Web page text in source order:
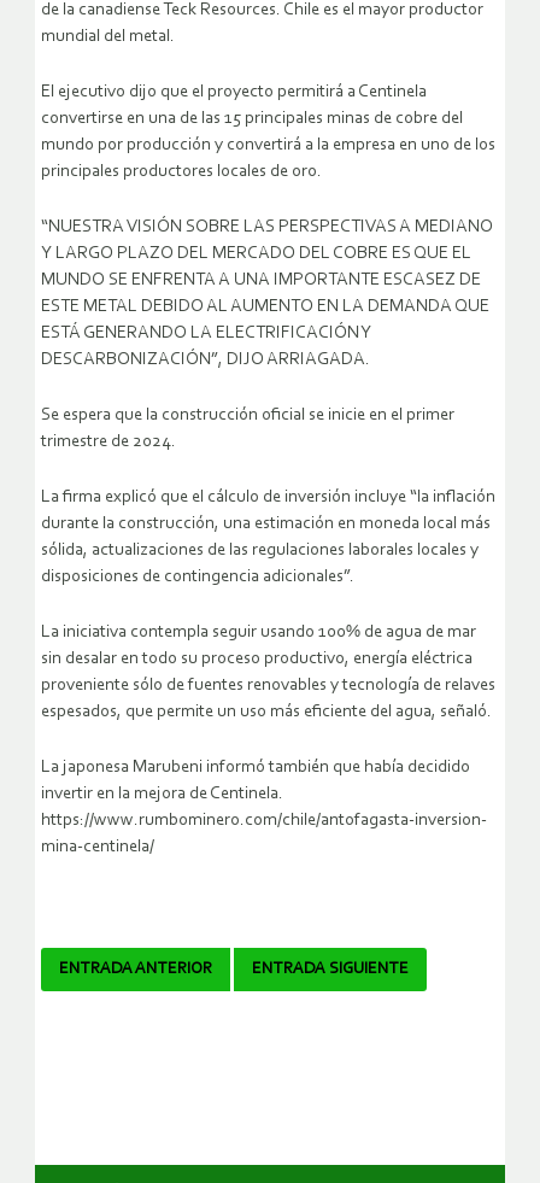
de la canadiense Teck Resources. Chile es el mayor productor
mundial del metal.
El ejecutivo dijo que el proyecto permitirá a Centinela
convertirse en una de las 15 principales minas de cobre del
mundo por producción y convertirá a la empresa en uno de los
principales productores locales de oro.
“NUESTRA VISIÓN SOBRE LAS PERSPECTIVAS A MEDIANO
Y LARGO PLAZO DEL MERCADO DEL COBRE ES QUE EL
MUNDO SE ENFRENTA A UNA IMPORTANTE ESCASEZ DE
ESTE METAL DEBIDO AL AUMENTO EN LA DEMANDA QUE
ESTÁ GENERANDO LA ELECTRIFICACIÓN Y
DESCARBONIZACIÓN”, DIJO ARRIAGADA.
Se espera que la construcción oficial se inicie en el primer
trimestre de 2024.
La firma explicó que el cálculo de inversión incluye “la inflación
durante la construcción, una estimación en moneda local más
sólida, actualizaciones de las regulaciones laborales locales y
disposiciones de contingencia adicionales”.
La iniciativa contempla seguir usando 100% de agua de mar
sin desalar en todo su proceso productivo, energía eléctrica
proveniente sólo de fuentes renovables y tecnología de relaves
espesados, que permite un uso más eficiente del agua, señaló.
La japonesa Marubeni informó también que había decidido
invertir en la mejora de Centinela.
https://www.rumbominero.com/chile/antofagasta-inversion-
mina-centinela/
Navegador
ENTRADA ANTERIOR ENTRADA SIGUIENTE